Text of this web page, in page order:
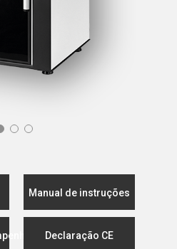
Manual de instruções
Declaração CE